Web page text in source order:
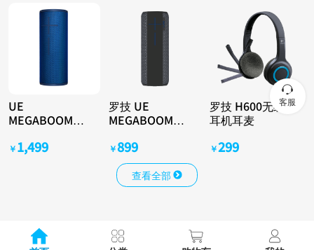
UE
MEGABOOM
￥1,499
罗技 UE
MEGABOOM无
色
￥899
罗技 H600无线
耳机耳麦
￥299
查看全部
客服